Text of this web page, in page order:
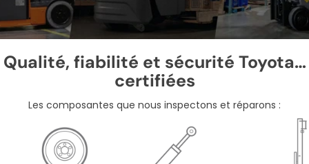
i
f
t
Qualité, fiabilité et sécurité Toyota…
certifiées
Les composantes que nous inspectons et réparons :